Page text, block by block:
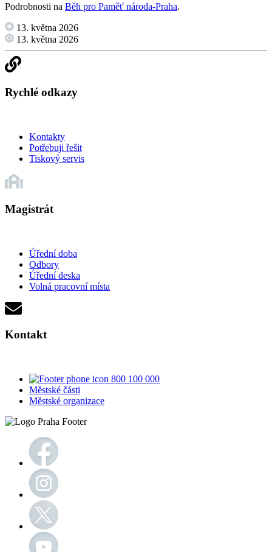
Podrobnosti na Běh pro Paměť národa-Praha.
13. května 2026
13. května 2026
Rychlé odkazy
Kontakty
Potřebuji řešit
Tiskový servis
Magistrát
Úřední doba
Odbory
Úřední deska
Volná pracovní místa
Kontakt
800 100 000
Městské části
Městské organizace